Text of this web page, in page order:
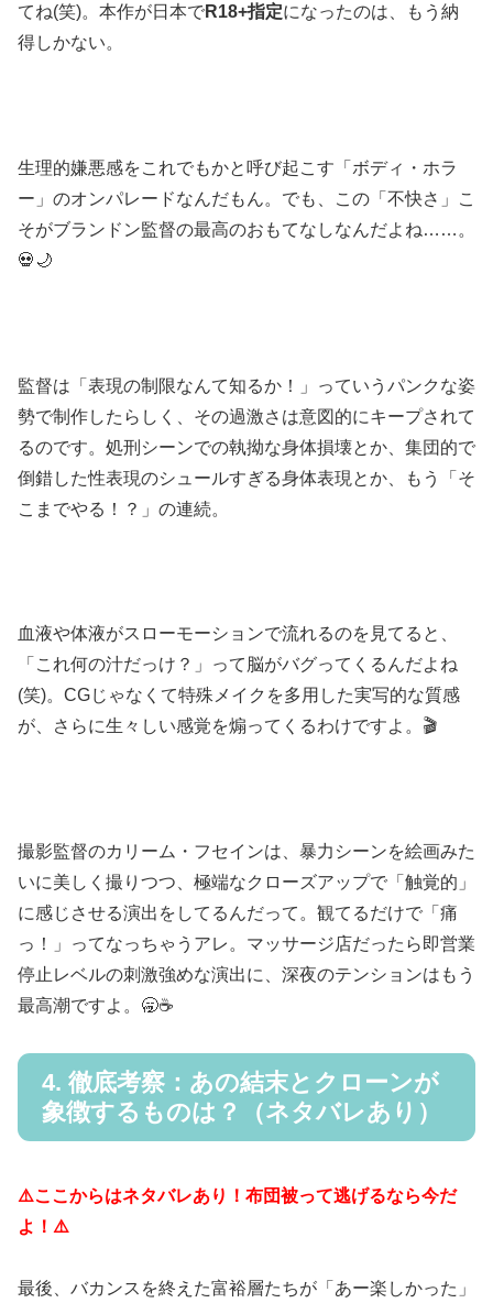
てね(笑)。本作が日本でR18+指定になったのは、もう納
得しかない。
生理的嫌悪感をこれでもかと呼び起こす「ボディ・ホラ
ー」のオンパレードなんだもん。でも、この「不快さ」こ
そがブランドン監督の最高のおもてなしなんだよね……。
💀🌙
監督は「表現の制限なんて知るか！」っていうパンクな姿
勢で制作したらしく、その過激さは意図的にキープされて
るのです。処刑シーンでの執拗な身体損壊とか、集団的で
倒錯した性表現のシュールすぎる身体表現とか、もう「そ
こまでやる！？」の連続。
血液や体液がスローモーションで流れるのを見てると、
「これ何の汁だっけ？」って脳がバグってくるんだよね
(笑)。CGじゃなくて特殊メイクを多用した実写的な質感
が、さらに生々しい感覚を煽ってくるわけですよ。🎬
撮影監督のカリーム・フセインは、暴力シーンを絵画みた
いに美しく撮りつつ、極端なクローズアップで「触覚的」
に感じさせる演出をしてるんだって。観てるだけで「痛
っ！」ってなっちゃうアレ。マッサージ店だったら即営業
停止レベルの刺激強めな演出に、深夜のテンションはもう
最高潮ですよ。🥱☕
4. 徹底考察：あの結末とクローンが
象徴するものは？（ネタバレあり）
⚠️ここからはネタバレあり！布団被って逃げるなら今だ
よ！⚠️
最後、バカンスを終えた富裕層たちが「あー楽しかった」